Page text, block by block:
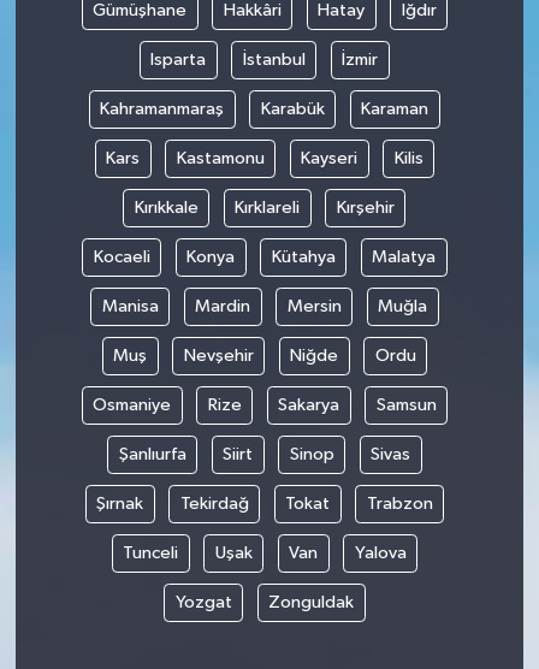
Gümüşhane Hakkâri Hatay Iğdır
Isparta İstanbul İzmir
Kahramanmaraş Karabük Karaman
Kars Kastamonu Kayseri Kilis
Kırıkkale Kırklareli Kırşehir
Kocaeli Konya Kütahya Malatya
Manisa Mardin Mersin Muğla
Muş Nevşehir Niğde Ordu
Osmaniye Rize Sakarya Samsun
Şanlıurfa Siirt Sinop Sivas
Şırnak Tekirdağ Tokat Trabzon
Tunceli Uşak Van Yalova
Yozgat Zonguldak